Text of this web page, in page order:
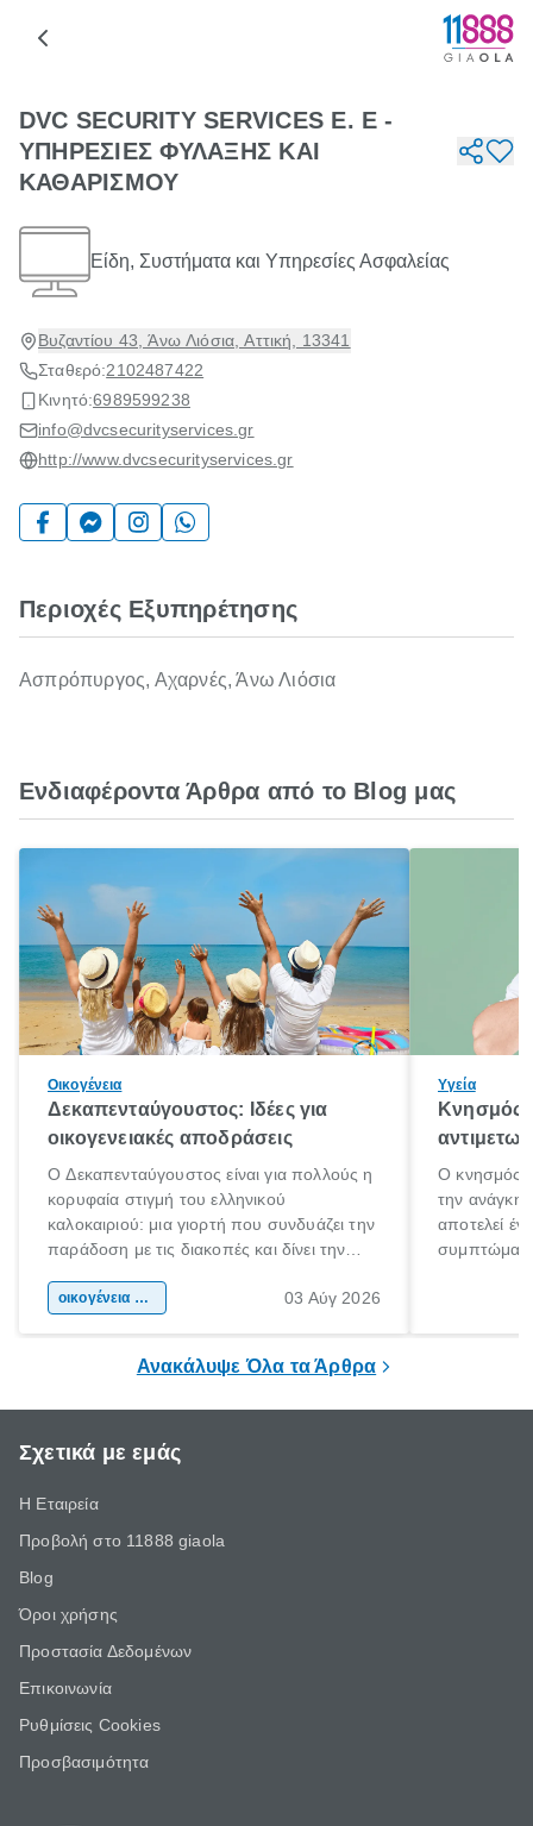
DVC SECURITY SERVICES Ε. Ε -
ΥΠΗΡΕΣΙΕΣ ΦΥΛΑΞΗΣ ΚΑΙ
ΚΑΘΑΡΙΣΜΟΥ
Είδη, Συστήματα και Υπηρεσίες Ασφαλείας
Βυζαντίου 43, Άνω Λιόσια, Αττική, 13341
Σταθερό:2102487422
Κινητό:6989599238
info@dvcsecurityservices.gr
http://www.dvcsecurityservices.gr
Περιοχές Εξυπηρέτησης
Ασπρόπυργος, Αχαρνές, Άνω Λιόσια
Ενδιαφέροντα Άρθρα από το Blog μας
Οικογένεια
Δεκαπενταύγουστος: Ιδέες για
οικογενειακές αποδράσεις
Ο Δεκαπενταύγουστος είναι για πολλούς η
κορυφαία στιγμή του ελληνικού
καλοκαιριού: μια γιορτή που συνδυάζει την
παράδοση με τις διακοπές και δίνει την
χώρας. Είτε πρόκειται για λίγες μέρες
οικογένεια & παιδί 03 Αύγ 2026
Υγεία
Κνησμός:
Ο κνησμός
την ανάγκη
αποτελεί
Ανακάλυψε Όλα τα Άρθρα
Σχετικά με εμάς
Η Εταιρεία
Προβολή στο 11888 giaola
Blog
Όροι χρήσης
Προστασία Δεδομένων
Επικοινωνία
Ρυθμίσεις Cookies
Προσβασιμότητα